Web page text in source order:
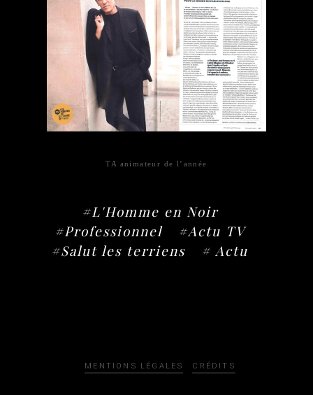
TA animateur de l’année
#L'Homme en Noir
#Professionnel
#Actu TV
#Salut les terriens
# Actu
MENTIONS LÉGALES CRÉDITS